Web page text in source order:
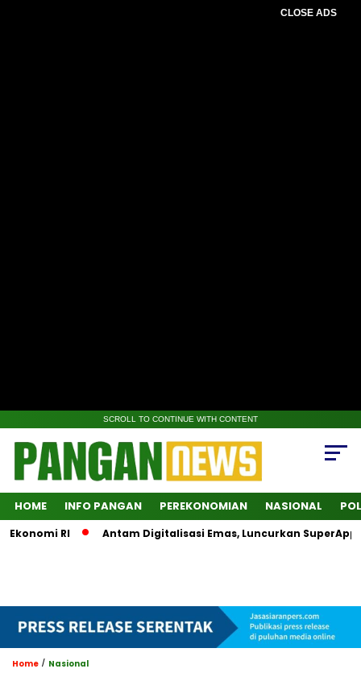
CLOSE ADS
SCROLL TO CONTINUE WITH CONTENT
HOME INFO PANGAN PEREKONOMIAN NASIONAL
RI Antam Digitalisasi Emas, Luncurkan SuperApps
Home / Nasional